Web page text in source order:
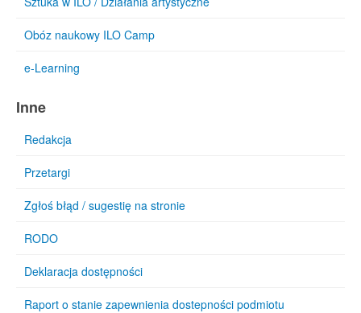
Obóz naukowy ILO Camp
e-Learning
Inne
Redakcja
Przetargi
Zgłoś błąd / sugestię na stronie
RODO
Deklaracja dostępności
Raport o stanie zapewnienia dostepności podmiotu